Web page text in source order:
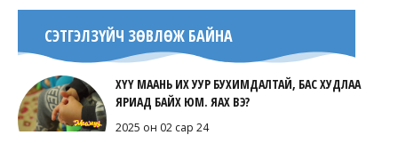
СЭТГЭЛЗҮЙЧ ЗӨВЛӨЖ БАЙНА
ХҮҮ МААНЬ ИХ УУР БУХИМДАЛТАЙ, БАС ХУДЛАА
ЯРИАД БАЙХ ЮМ. ЯАХ ВЭ?
2025 он 02 сар 24